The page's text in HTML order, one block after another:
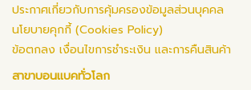
ประกาศเกี่ยวกับการคุ้มครองข้อมูลส่วนบุคคล
นโยบายคุกกี้ (Cookies Policy)
ข้อตกลง เงื่อนไขการชำระเงิน และการคืนสินค้า
สาขาบอนแบคทั่วโลก